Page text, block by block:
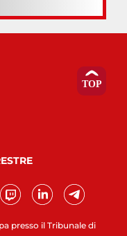
presso il Tribunale di